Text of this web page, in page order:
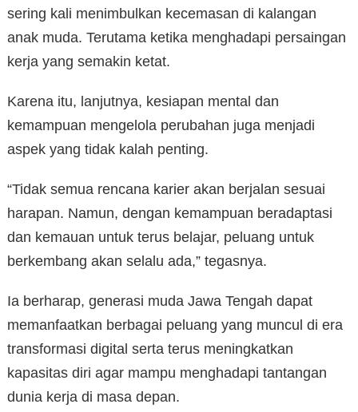
sering kali menimbulkan kecemasan di kalangan
anak muda. Terutama ketika menghadapi persaingan
kerja yang semakin ketat.
Karena itu, lanjutnya, kesiapan mental dan
kemampuan mengelola perubahan juga menjadi
aspek yang tidak kalah penting.
“Tidak semua rencana karier akan berjalan sesuai
harapan. Namun, dengan kemampuan beradaptasi
dan kemauan untuk terus belajar, peluang untuk
berkembang akan selalu ada,” tegasnya.
Ia berharap, generasi muda Jawa Tengah dapat
memanfaatkan berbagai peluang yang muncul di era
transformasi digital serta terus meningkatkan
kapasitas diri agar mampu menghadapi tantangan
dunia kerja di masa depan.